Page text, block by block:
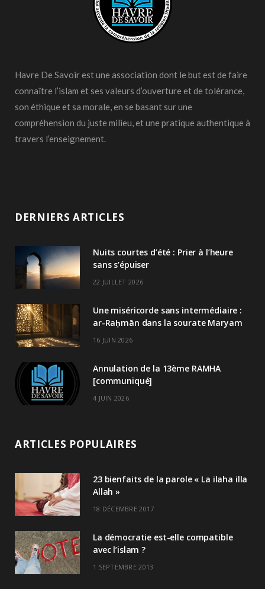
Havre De Savoir est une association dont le but est de faire
connaître l’islam et ses valeurs d’ouverture et de tolérance,
son éthique et sa morale, en se basant sur une
compréhension du juste milieu, et une pratique authentique à
travers l’enseignement.
DERNIERS ARTICLES
Nuits courtes d’été : Prier à l’heure
sans s’épuiser
22 JUILLET 2026
Une miséricorde sans intermédiaire :
ar-Raḥmān dans la sourate Maryam
16 JUIN 2026
Annulation de la 13ème RAMHA
[communiqué]
4 JUIN 2026
ARTICLES POPULAIRES
23 bienfaits de la parole « La ilaha illa
Allah »
18 DÉCEMBRE 2017
La démocratie est-elle compatible
avec l’islam ?
1 SEPTEMBRE 2013